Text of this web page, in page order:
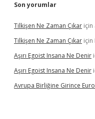
Son yorumlar
Tilkişen Ne Zaman Çıkar için
Tilkişen Ne Zaman Çıkar için
Aşırı Egoist Insana Ne Denir
Aşırı Egoist Insana Ne Denir
Avrupa Birliğine Girince